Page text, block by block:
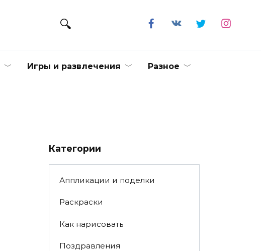
Игры и развлечения Разное
Категории
Аппликации и поделки
Раскраски
Как нарисовать
Поздравления